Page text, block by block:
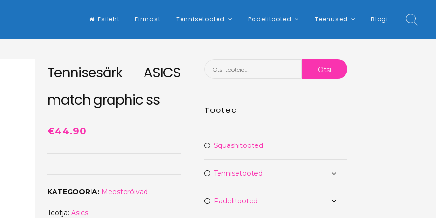
Esileht Firmast Tennisetooted Padelitooted Teenused Blogi
Tennisesärk ASICS
match graphic ss
€44.90
KATEGOORIA: Meesterõivad
Tootja:Asics
Otsi: Otsi
Tooted
Squashitooted
Tennisetooted
Padelitooted